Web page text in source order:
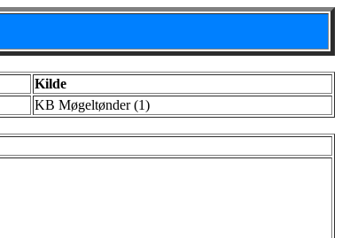
Kilde
KB Møgeltønder (1)